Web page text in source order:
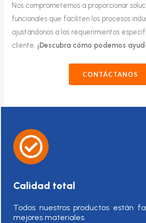
Nos comprometemos a proporcionar
funcionales que faciliten los procesos
ajustándonos a los requerimientos
cliente. ¡Descubra cómo podemos
CONTÁCTANOS
Calidad total
Todos nuestros productos están
mejores materiales.